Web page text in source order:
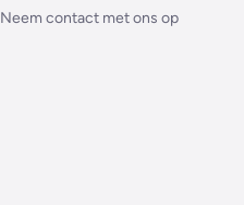
Neem contact met ons op